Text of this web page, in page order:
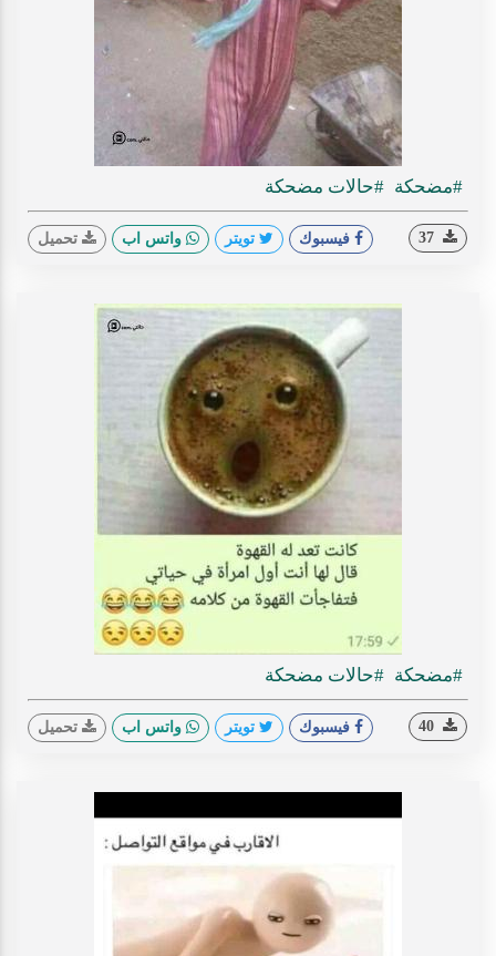
#مضحكة #حالات مضحكة
فيسبوك تويتر واتس اب تحميل
#مضحكة #حالات مضحكة
فيسبوك تويتر واتس اب تحميل